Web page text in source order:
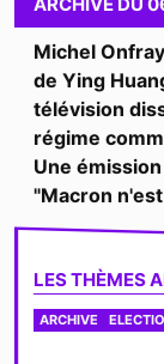
Michel
de Ying
télévision
régime
Une
"Macron
LES THÈMES
ARCHIVE